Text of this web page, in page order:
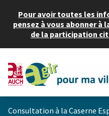
Pour avoir toutes les
pensez à vous abonner à
de la participation
Consultation à la Caserne